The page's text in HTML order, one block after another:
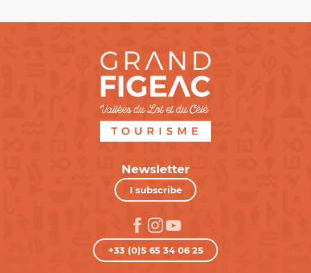
Newsletter
I subscribe
+33 (0)5 65 34 06 25